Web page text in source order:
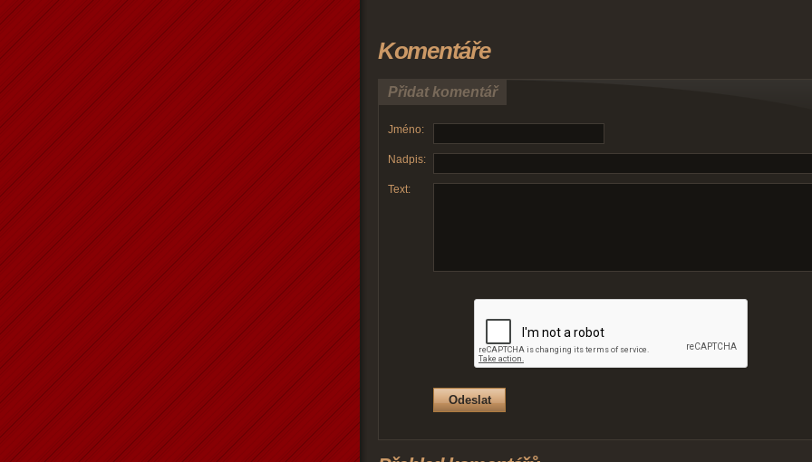
Komentáře
Přidat komentář
Jméno:
Nadpis:
Text: